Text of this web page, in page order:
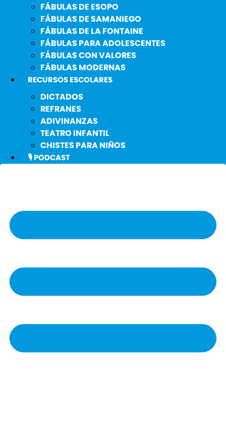
FÁBULAS DE ESOPO
FÁBULAS DE SAMANIEGO
FÁBULAS DE LA FONTAINE
FÁBULAS PARA ADOLESCENTES
FÁBULAS CON VALORES
FÁBULAS MODERNAS
RECURSOS ESCOLARES
DICTADOS
REFRANES
ADIVINANZAS
TEATRO INFANTIL
CHISTES PARA NIÑOS
🎙️ PODCAST